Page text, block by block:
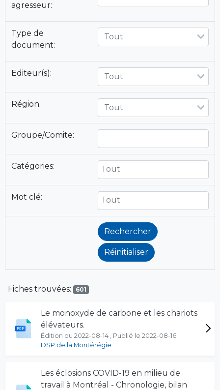
agresseur:
Type de
document:
Tout
Editeur(s): Tout
Région: Tout
Groupe/Comite:
Catégories:
Mot clé:
Fiches trouvées: 601
Le monoxyde de carbone et les chariots
élévateurs.
Édition du 2022-08-14 , Publié le 2022-08-16
DSP de la Montérégie
Les éclosions COVID-19 en milieu de
travail à Montréal - Chronologie, bilan